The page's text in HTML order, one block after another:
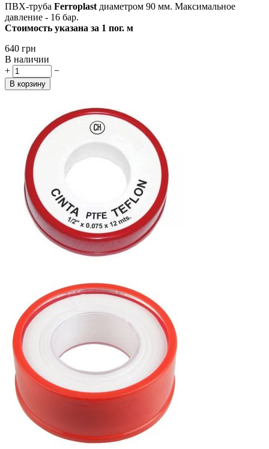
ПВХ-труба Ferroplast диаметром 90 мм. Максимальное
давление - 16 бар.
Стоимость указана за 1 пог. м
‍640‍ грн
В наличии
+
−
В корзину